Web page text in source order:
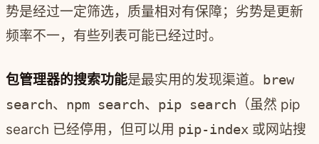
势是经过一定筛选，质量相对有保障；劣势是更新
频率不一，有些列表可能已经过时。
包管理器的搜索功能是最实用的发现渠道。 brew
search、 npm search、 pip search （虽然 pip
search 已经停用，但可以用 pip-index 或网站搜